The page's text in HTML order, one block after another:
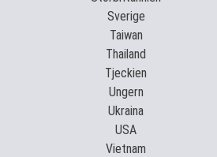
Sverige
Taiwan
Thailand
Tjeckien
Ungern
Ukraina
USA
Vietnam